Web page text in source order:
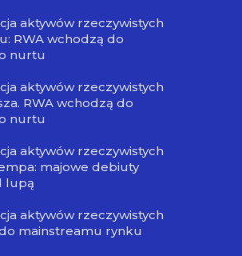
aktywów rzeczywistych
RWA wchodzą do
nurtu
aktywów rzeczywistych
RWA wchodzą do
nurtu
aktywów rzeczywistych
majowe debiuty
lupą
aktywów rzeczywistych
mainstreamu rynku